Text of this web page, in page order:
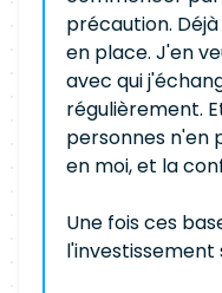
précaution.
en place. J'en
avec qui
régulièrement.
personnes n'en
en moi, et la
Une fois ces
l'investissement